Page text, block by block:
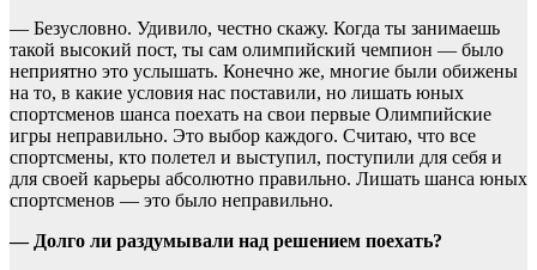
— Безусловно. Удивило, честно скажу. Когда ты занимаешь
такой высокий пост, ты сам олимпийский чемпион — было
неприятно это услышать. Конечно же, многие были обижены
на то, в какие условия нас поставили, но лишать юных
спортсменов шанса поехать на свои первые Олимпийские
игры неправильно. Это выбор каждого. Считаю, что все
спортсмены, кто полетел и выступил, поступили для себя и
для своей карьеры абсолютно правильно. Лишать шанса юных
спортсменов — это было неправильно.
— Долго ли раздумывали над решением поехать?